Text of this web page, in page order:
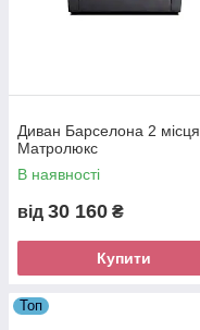
Диван Барселона 2 місця
Матролюкс
В наявності
від 30 160 ₴
Купити
Топ